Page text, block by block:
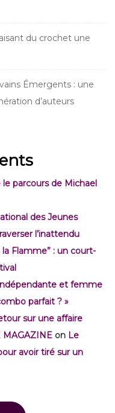
du crochet une
Émergents : une
d’auteurs
parcours de Michael
des Jeunes
l’inattendu
la Flamme” : un court-
et femme
parfait ? »
sur une affaire
MAGAZINE on Le
avoir tiré sur un